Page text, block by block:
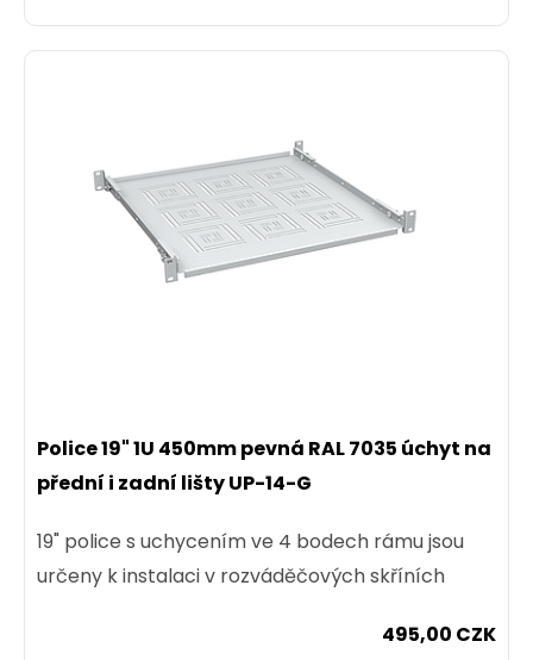
Police 19" 1U 450mm pevná RAL 7035 úchyt na
přední i zadní lišty UP-14-G
19" police s uchycením ve 4 bodech rámu jsou
určeny k instalaci v rozváděčových skříních
495,00 CZK